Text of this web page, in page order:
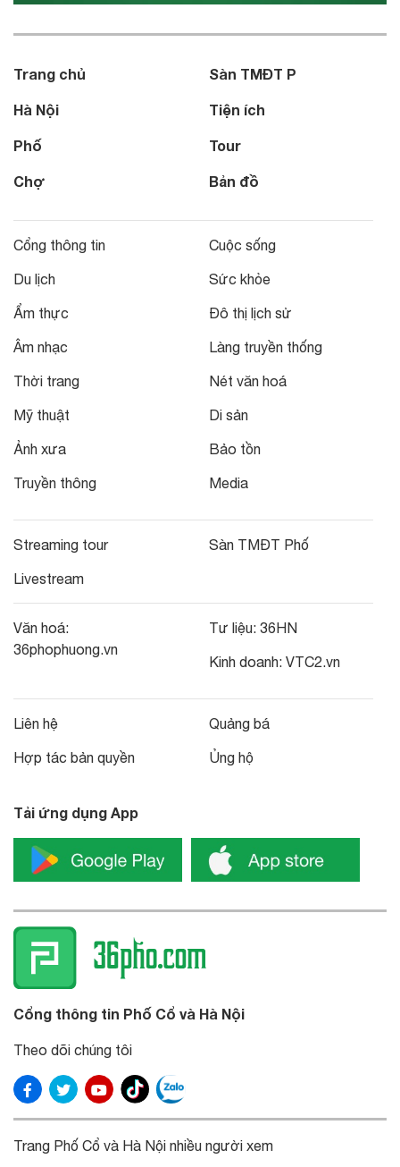
Trang chủ
Hà Nội
Phố
Chợ
Sàn TMĐT P
Tiện ích
Tour
Bản đồ
Cổng thông tin
Du lịch
Ẩm thực
Âm nhạc
Thời trang
Mỹ thuật
Ảnh xưa
Truyền thông
Cuộc sống
Sức khỏe
Đô thị lịch sử
Làng truyền thống
Nét văn hoá
Di sản
Bảo tồn
Media
Streaming tour
Livestream
Sàn TMĐT Phố
Văn hoá:
36phophuong.vn
Tư liệu: 36HN
Kinh doanh: VTC2.vn
Liên hệ
Hợp tác bản quyền
Quảng bá
Ủng hộ
Tải ứng dụng App
Cổng thông tin Phố Cổ và Hà Nội
Theo dõi chúng tôi
Trang Phố Cổ và Hà Nội nhiều người xem